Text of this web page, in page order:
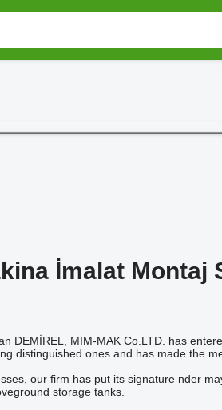
İmalat Montaj
DEMİREL, MIM-MAK Co.LTD. has
distinguished ones and has made the
our firm has put its signature nder
storage tanks.